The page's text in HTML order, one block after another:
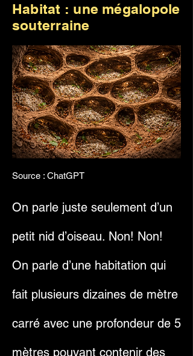
Habitat : une mégalopole
souterraine
Source : ChatGPT
On parle juste seulement d’un
petit nid d’oiseau. Non! Non!
On parle d’une habitation qui
fait plusieurs dizaines de mètre
carré avec une profondeur de 5
mètres pouvant contenir des